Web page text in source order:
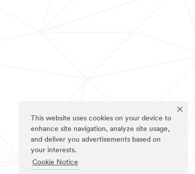
This website uses cookies on your device to
enhance site navigation, analyze site usage,
and deliver you advertisements based on
your interests.
Cookie Notice